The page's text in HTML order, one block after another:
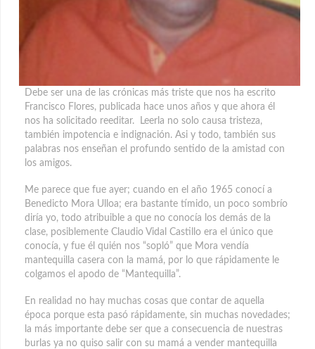
Debe ser una de las crónicas más triste que nos ha escrito
Francisco Flores, publicada hace unos años y que ahora él
nos ha solicitado reeditar. Leerla no solo causa tristeza,
también impotencia e indignación. Asi y todo, también sus
palabras nos enseñan el profundo sentido de la amistad con
los amigos.
Me parece que fue ayer; cuando en el año 1965 conocí a
Benedicto Mora Ulloa; era bastante tímido, un poco sombrío
diría yo, todo atribuible a que no conocía los demás de la
clase, posiblemente Claudio Vidal Castillo era el único que
conocía, y fue él quién nos “sopló” que Mora vendía
mantequilla casera con la mamá, por lo que rápidamente le
colgamos el apodo de “Mantequilla”.
En realidad no hay muchas cosas que contar de aquella
época porque esta pasó rápidamente, sin muchas novedades;
la más importante debe ser que a consecuencia de nuestras
burlas ya no quiso salir con su mamá a vender mantequilla